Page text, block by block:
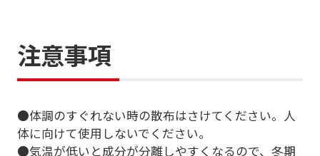
注意事項
●体調のすぐれない時の散布はさけてください。人
体に向けて使用しないでください。
●気温が低いと成分が分離しやすくなるので、冬期